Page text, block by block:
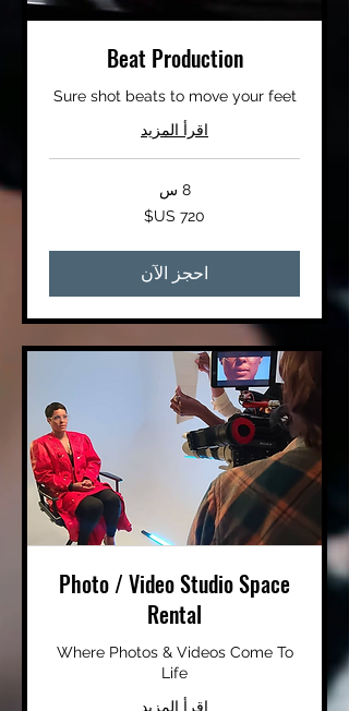
Beat Production
Sure shot beats to move your feet
اقرأ المزيد
8 س
احجز الآن
Photo / Video Studio Space
Rental
Where Photos & Videos Come To
Life
اقرأ المزيد